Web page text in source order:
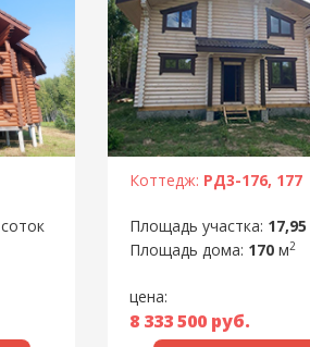
соток
Коттедж: РД3-176, 177
Площадь участка: 17,95
Площадь дома: 170 м2
цена:
8 333 500 руб.